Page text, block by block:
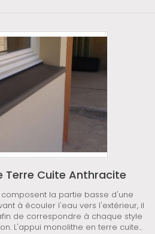
Terre Cuite Anthracite
la partie basse d'une
à écouler l'eau vers l'extérieur, il
de correspondre à chaque style
L'appui monolithe en terre cuite...